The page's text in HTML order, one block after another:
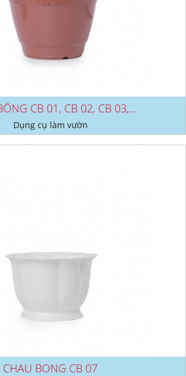
CB 01, CB 02, CB 03,...
Dụng cụ làm vườn
CHAU BONG CB 07